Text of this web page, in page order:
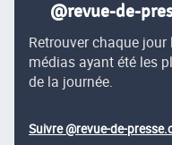
@revue-de-
Retrouver chaque
médias ayant été les
de la journée.
Suivre @revue-de-